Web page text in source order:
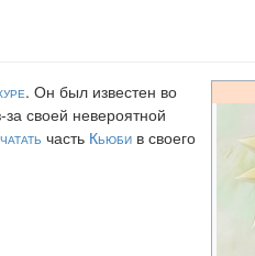
. Он был известен во
за своей невероятной
часть Кьюби в своего